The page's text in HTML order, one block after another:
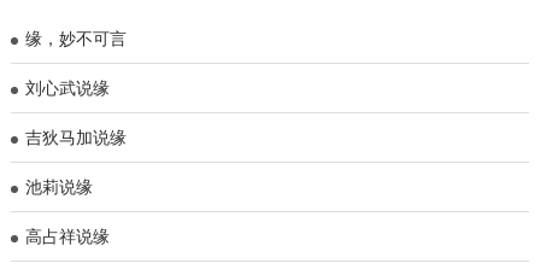
缘，妙不可言
刘心武说缘
吉狄马加说缘
池莉说缘
高占祥说缘